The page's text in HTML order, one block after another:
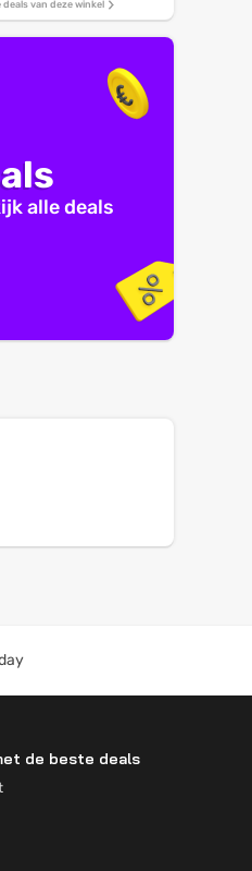
deals van deze winkel
alle deals
de beste deals